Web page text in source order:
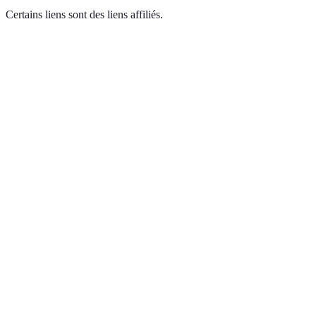
Certains liens sont des liens affiliés.